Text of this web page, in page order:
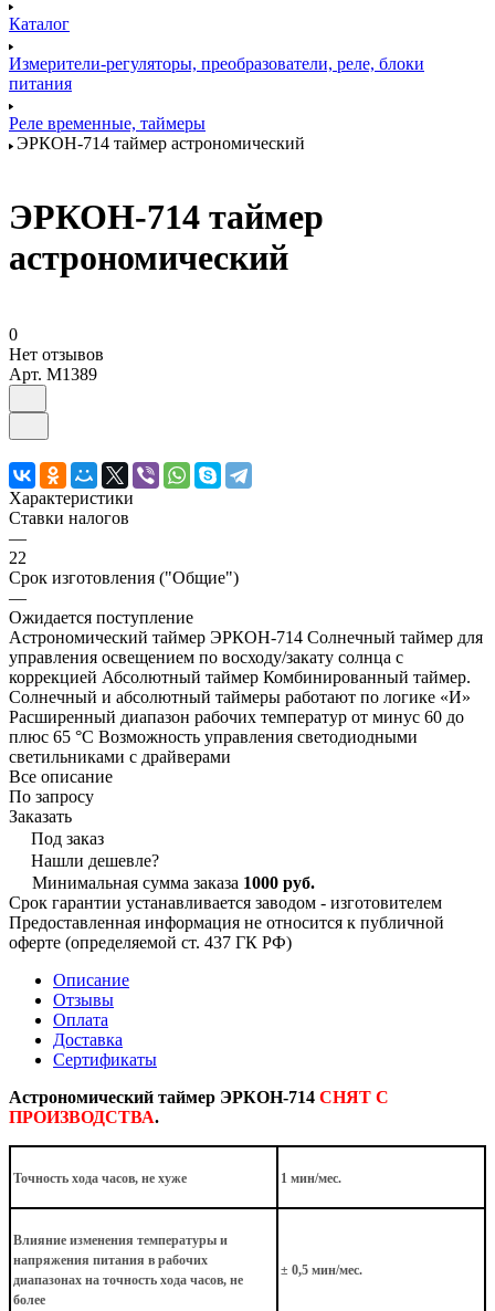
Каталог
Измерители-регуляторы, преобразователи, реле, блоки
питания
Реле временные, таймеры
ЭРКОН-714 таймер астрономический
ЭРКОН-714 таймер
астрономический
0
Нет отзывов
Арт. M1389
Характеристики
Ставки налогов
—
22
Срок изготовления ("Общие")
—
Ожидается поступление
Астрономический таймер ЭРКОН-714 Солнечный таймер для
управления освещением по восходу/закату солнца с
коррекцией Абсолютный таймер Комбинированный таймер.
Солнечный и абсолютный таймеры работают по логике «И»
Расширенный диапазон рабочих температур от минус 60 до
плюс 65 °С Возможность управления светодиодными
светильниками с драйверами
Все описание
По запросу
Заказать
Под заказ
Нашли дешевле?
Минимальная сумма заказа 1000 руб.
Срок гарантии устанавливается заводом - изготовителем
Предоставленная информация не относится к публичной
оферте (определяемой ст. 437 ГК РФ)
Описание
Отзывы
Оплата
Доставка
Сертификаты
Астрономический таймер ЭРКОН-714 СНЯТ С
ПРОИЗВОДСТВА.
Точность хода часов, не хуже 1 мин/мес.
Влияние изменения температуры и
напряжения питания в рабочих
диапазонах на точность хода часов, не
более
± 0,5 мин/мес.